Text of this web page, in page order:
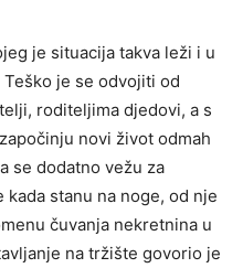
je situacija takva leži i u
je se odvojiti od
roditeljima djedovi, a s
novi život odmah
se dodatno vežu za
stanu na noge, od nje
čuvanja nekretnina u
na tržište govorio je